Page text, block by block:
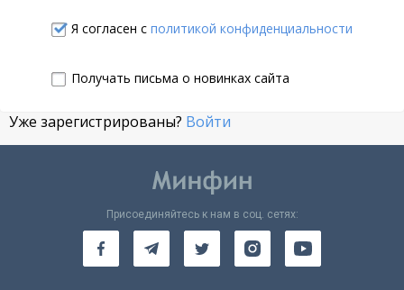
Я согласен с политикой конфиденциальности
Получать письма о новинках сайта
Уже зарегистрированы? Войти
Присоединяйтесь к нам в соц. сетях: